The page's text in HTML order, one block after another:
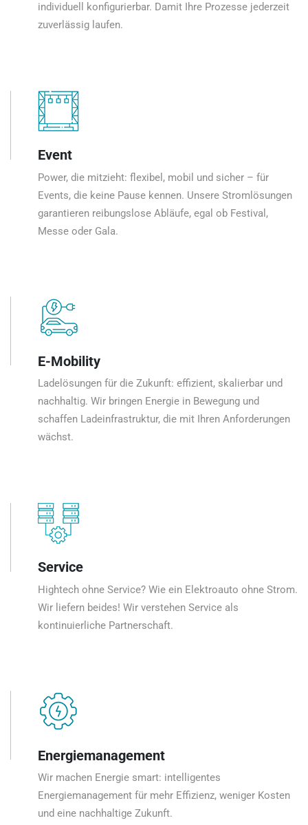
individuell konfigurierbar. Damit Ihre Prozesse jederzeit
zuverlässig laufen.
Event
Power, die mitzieht: flexibel, mobil und sicher – für
Events, die keine Pause kennen. Unsere Stromlösungen
garantieren reibungslose Abläufe, egal ob Festival,
Messe oder Gala.
E-Mobility
Ladelösungen für die Zukunft: effizient, skalierbar und
nachhaltig. Wir bringen Energie in Bewegung und
schaffen Ladeinfrastruktur, die mit Ihren Anforderungen
wächst.
Service
Hightech ohne Service? Wie ein Elektroauto ohne Strom.
Wir liefern beides! Wir verstehen Service als
kontinuierliche Partnerschaft.
Energiemanagement
Wir machen Energie smart: intelligentes
Energiemanagement für mehr Effizienz, weniger Kosten
und eine nachhaltige Zukunft.